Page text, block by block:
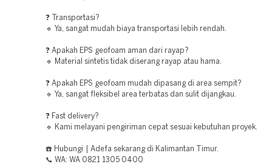
❓ Transportasi?
🔹 Ya, sangat mudah biaya transportasi lebih rendah.
❓ Apakah EPS geofoam aman dari rayap?
🔹 Material sintetis tidak diserang rayap atau hama.
❓ Apakah EPS geofoam mudah dipasang di area sempit?
🔹 Ya, sangat fleksibel area terbatas dan sulit dijangkau.
❓ Fast delivery?
🔹 Kami melayani pengiriman cepat sesuai kebutuhan proyek.
☎️ Hubungi | Adefa sekarang di Kalimantan Timur.
📞 WA: WA 0821 1305 0400